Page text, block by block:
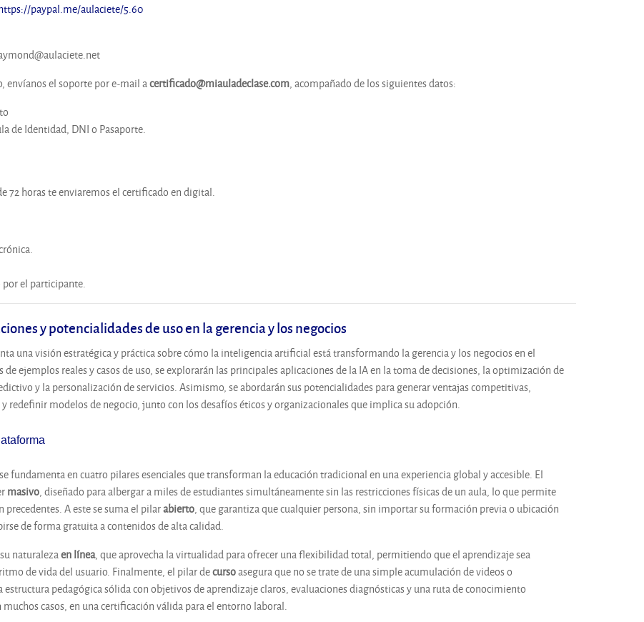
paypal.me/aulaciete/5.60
envíanos el soporte por e-mail acertificado@miauladeclase.com, acompañado de los siguientes datos:
de Identidad, DNI o Pasaporte.
72 horas te enviaremos el certificado en digital.
el participante.
y potencialidades de uso en la gerencia y los negocios
una visión estratégica y práctica sobre cómo la inteligencia artificial está transformando la gerencia y los negocios en el
ejemplos reales y casos de uso, se explorarán las principales aplicaciones de la IA en la toma de decisiones, la optimización de
y la personalización de servicios. Asimismo, se abordarán sus potencialidades para generar ventajas competitivas,
redefinir modelos de negocio, junto con los desafíos éticos y organizacionales que implica su adopción.
fundamenta en cuatro pilares esenciales que transforman la educación tradicional en una experiencia global y accesible. El
masivo, diseñado para albergar a miles de estudiantes simultáneamente sin las restricciones físicas de un aula, lo que permite
precedentes. A este se suma el pilarabierto, que garantiza que cualquier persona, sin importar su formación previa o ubicación
de forma gratuita a contenidos de alta calidad.
naturalezaen línea, que aprovecha la virtualidad para ofrecer una flexibilidad total, permitiendo que el aprendizaje sea
de vida del usuario. Finalmente, el pilar decursoasegura que no se trate de una simple acumulación de videos o
pedagógica sólida con objetivos de aprendizaje claros, evaluaciones diagnósticas y una ruta de conocimiento
casos, en una certificación válida para el entorno laboral.